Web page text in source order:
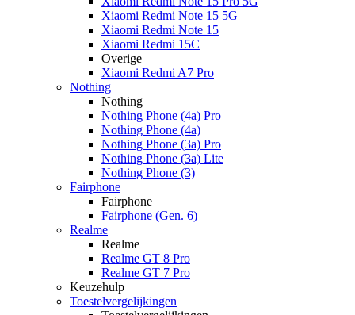
Xiaomi Redmi Note 15 5G
Xiaomi Redmi Note 15
Xiaomi Redmi 15C
Overige
Xiaomi Redmi A7 Pro
Nothing
Nothing
Nothing Phone (4a) Pro
Nothing Phone (4a)
Nothing Phone (3a) Pro
Nothing Phone (3a) Lite
Nothing Phone (3)
Fairphone
Fairphone
Fairphone (Gen. 6)
Realme
Realme
Realme GT 8 Pro
Realme GT 7 Pro
Keuzehulp
Toestelvergelijkingen